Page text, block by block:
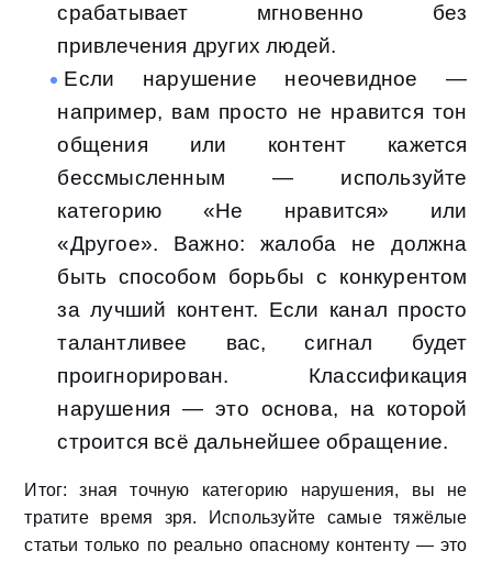
срабатывает мгновенно без
привлечения других людей.
Если нарушение неочевидное —
например, вам просто не нравится тон
общения или контент кажется
бессмысленным — используйте
категорию «Не нравится» или
«Другое». Важно: жалоба не должна
быть способом борьбы с конкурентом
за лучший контент. Если канал просто
талантливее вас, сигнал будет
проигнорирован. Классификация
нарушения — это основа, на которой
строится всё дальнейшее обращение.
Итог: зная точную категорию нарушения, вы не
тратите время зря. Используйте самые тяжёлые
статьи только по реально опасному контенту — это